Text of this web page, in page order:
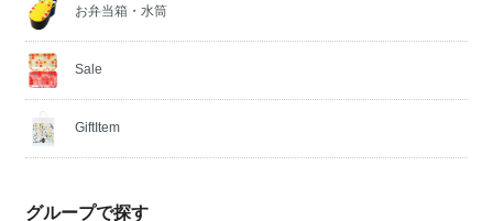
お弁当箱・水筒
Sale
GiftItem
グループで探す